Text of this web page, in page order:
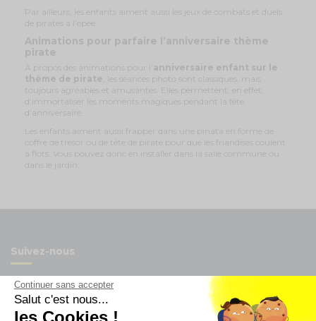
Continuer sans accepter
Salut c'est nous...
les Cookies !
Par ailleurs, les enfants aiment aussi les jeux de combats et duels
de pirates à l’épée.
Animations pour parfaire l’anniversaire thème
pirate
A propos des animations pour l’
anniversaire enfant sur le
thème de pirate , les séances photo sont classiques, mais
toujours agréables et amusantes. Elles permettent, en effet,
d’immortaliser les moments magiques pendant la fête
d’anniversaire.
Les enfants aiment aussi frapper dans une pinata en forme de
coffre de trésor ou de tête de pirate pour que les friandises coulent
à flots. Vous pouvez donc en installer dans la salle commune ou
dans le jardin.
Suivez-nous